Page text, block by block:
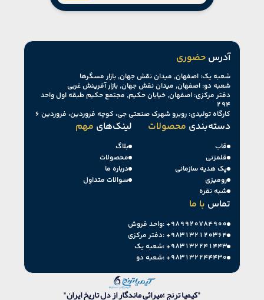
آدرس حضوری
شعبه یک: اصفهان, میدان نقش جهان, بازار مسگرها
شعبه دو: اصفهان, میدان نقش جهان, بازار آفرینش غربی
دفتر مرکزی: اصفهان, خیابان حکیم, مجتمع حکیم طبقه اول واحد
۲۹۴
کارگاه تولیدی: روبرو شهرک صنعتی جی، کوچه فروردین، فروردین ۶
لینک‌های مهم
بلاگ
محصولات
درباره ما
سوالات متداول
دسته‌بندی محصولات
قاب
قلمزنی
پک هدیه سازمانی
رومیزی
شبه نقره
تماس با ما
واحد فروش:+۹۸۹۹۲۰۷۸۴۹۰۰
دفتر مرکزی:+۹۸۳۱۳۲۱۲۰۳۶۴
شعبه یک:+۹۸۳۱۳۲۲۴۱۴۴۳
شعبه دو:+۹۸۳۱۳۲۲۴۴۴۳۰
"کیمیا ترنج ؛میراثی ماندگار از دل تاریخ ایران"